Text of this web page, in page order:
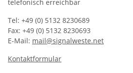
telefonisch erreichbar
Tel: +49 (0) 5132 8230689
Fax: +49 (0) 5132 8230693
E-Mail: mail@signalweste.net
Kontaktformular